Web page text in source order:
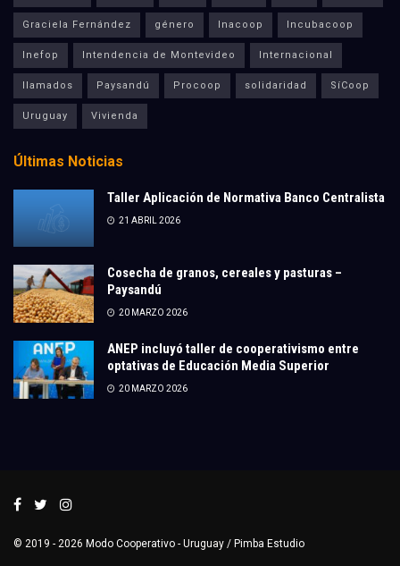
Graciela Fernández género Inacoop Incubacoop
Inefop Intendencia de Montevideo Internacional
llamados Paysandú Procoop solidaridad SíCoop
Uruguay Vivienda
Últimas Noticias
Taller Aplicación de Normativa Banco Centralista
21 ABRIL 2026
Cosecha de granos, cereales y pasturas –
Paysandú
20 MARZO 2026
ANEP incluyó taller de cooperativismo entre
optativas de Educación Media Superior
20 MARZO 2026
© 2019 - 2026 Modo Cooperativo - Uruguay / Pimba Estudio